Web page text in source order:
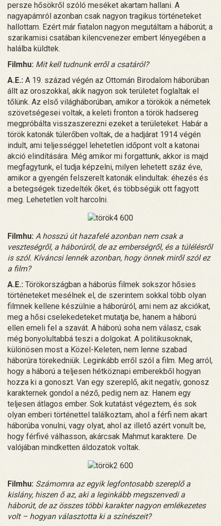
persze hősökről szóló meséket akartam hallani. A
nagyapámról azonban csak nagyon tragikus történeteket
hallottam. Ezért már fiatalon nagyon megutáltam a háborút; a
szarikamisi csatában kilencvenezer embert lényegében a
halálba küldtek.
Filmhu: Mit kell tudnunk erről a csatáról?
A.E.: A 19. század végén az Ottomán Birodalom háborúban
állt az oroszokkal, akik nagyon sok területet foglaltak el
tőlünk. Az első világháborúban, amikor a törökök a németek
szövetségesei voltak, a keleti fronton a török hadsereg
megpróbálta visszaszerezni ezeket a területeket. Habár a
török katonák túlerőben voltak, de a hadjárat 1914 végén
indult, ami teljességgel lehetetlen időpont volt a katonai
akció elindítására. Még amikor mi forgattunk, akkor is majd
megfagytunk, el tudja képzelni, milyen lehetett száz éve,
amikor a gyengén felszerelt katonák elindultak: éhezés és
a betegségek tizedelték őket, és többségük ott fagyott
meg. Lehetetlen volt harcolni.
Filmhu: A hosszú út hazafelé azonban nem csak a
veszteségről, a háborúról, de az emberségről, és a túlélésről
is szól. Kíváncsi lennék azonban, hogy önnek miről szól ez
a film?
A.E.: Törökországban a háborús filmek sokszor hősies
történeteket mesélnek el, de szerintem sokkal több olyan
filmnek kellene készülnie a háborúról, ami nem az akciókat,
meg a hősi cselekedeteket mutatja be, hanem a háború
ellen emeli fel a szavát. A háború soha nem válasz, csak
még bonyolultabbá teszi a dolgokat. A politikusoknak,
különösen most a Közel-Keleten, nem lenne szabad
háborúra törekedniük. Leginkább erről szól a film. Meg arról,
hogy a háború a teljesen hétköznapi emberekből hogyan
hozza ki a gonoszt. Van egy szereplő, akit negatív, gonosz
karakternek gondol a néző, pedig nem az. Hanem egy
teljesen átlagos ember. Sok kutatást végeztem, és sok
olyan emberi történettel találkoztam, ahol a férfi nem akart
háborúba vonulni, vagy olyat, ahol az illető azért vonult be,
hogy férfivé válhasson, akárcsak Mahmut karaktere. De
valójában mindketten áldozatok voltak.
Filmhu: Számomra az egyik legfontosabb szereplő a
kislány, hiszen ő az, aki a leginkább megszenvedi a
háborút, de az összes többi karakter nagyon emlékezetes
volt – hogyan választotta ki a színészeit?